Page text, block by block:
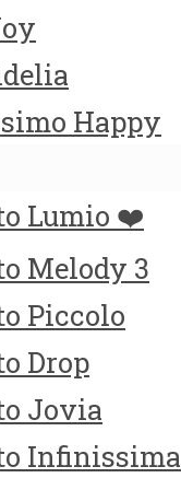
Happy
Lumio ❤️
Melody 3
Piccolo
Drop
Jovia
Infinissima